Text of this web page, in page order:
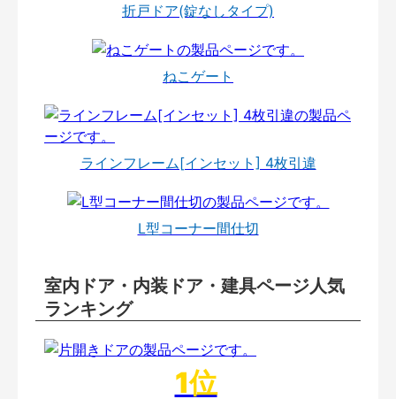
折戸ドア(錠なしタイプ)
ねこゲート
ラインフレーム[インセット] 4枚引違
L型コーナー間仕切
室内ドア・内装ドア・建具ページ人気
ランキング